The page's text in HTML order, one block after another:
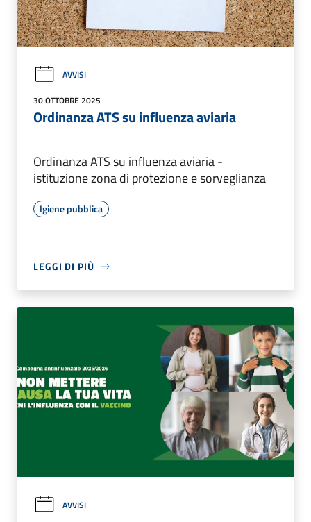
AVVISI
30 OTTOBRE 2025
Ordinanza ATS su influenza aviaria
Ordinanza ATS su influenza aviaria -
istituzione zona di protezione e sorveglianza
Igiene pubblica
LEGGI DI PIÙ
AVVISI